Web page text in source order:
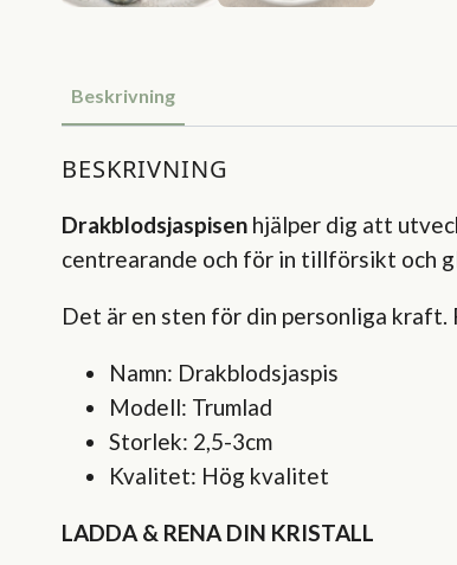
Beskrivning
BESKRIVNING
Drakblodsjaspisen hjälper dig att
centrearande och för in tillförsikt och
Det är en sten för din personliga kraft.
Namn: Drakblodsjaspis
Modell: Trumlad
Storlek: 2,5-3cm
Kvalitet: Hög kvalitet
LADDA & RENA DIN KRISTALL